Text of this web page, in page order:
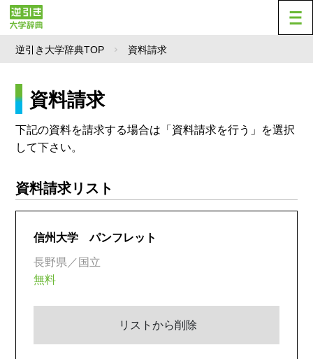
逆引き大学辞典TOP 資料請求
資料請求
下記の資料を請求する場合は「資料請求を行う」を選択
して下さい。
資料請求リスト
信州大学 パンフレット
長野県／国立
無料
リストから削除